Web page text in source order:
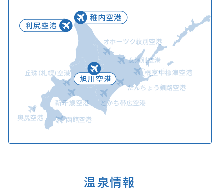
温泉情報